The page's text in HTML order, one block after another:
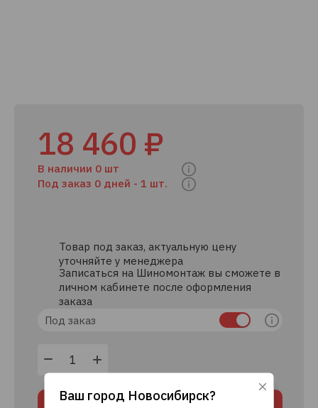
18 460 ₽
В наличии 0 шт
Под заказ 0 дней - 1 шт.
Товар под заказ, актуальную цену
уточняйте у менеджера
Записаться на Шиномонтаж вы сможете в
личном кабинете после оформления
заказа
Под заказ
В корзину
Ваш город Новосибирск?
Используя данный сайт, вы даете согласие